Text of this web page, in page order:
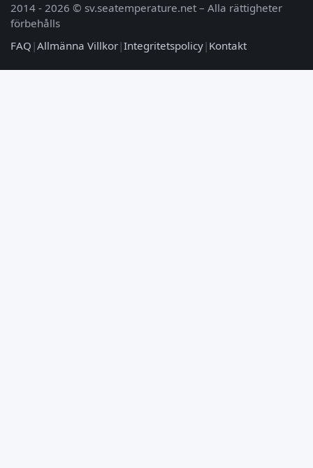
2014 - 2026 © sv.seatemperature.net – Alla rättigheter
förbehålls
FAQ |Allmänna Villkor|Integritetspolicy| Kontakt